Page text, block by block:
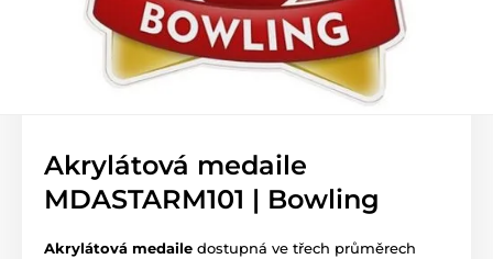
Akrylátová medaile
MDASTARM101 | Bowling
Akrylátová medaile dostupná ve třech průměrech